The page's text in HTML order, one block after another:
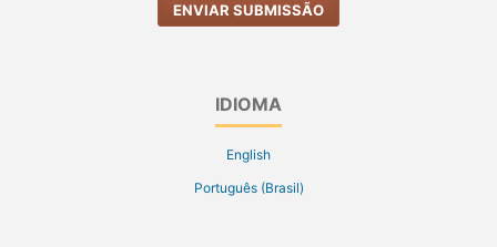
ENVIAR SUBMISSÃO
IDIOMA
English
Português (Brasil)